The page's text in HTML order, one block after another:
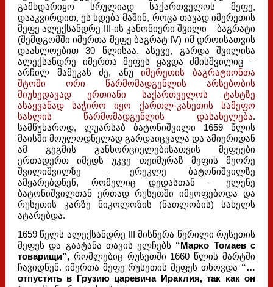
გამხდარიყო სრულიად საქართველოს მეფე,
დააკვირდით, ეს ხდება მაშინ, როცა თავად იმერეთის
მეფე ალექსანდრე III-ის კანონიერი შვილი – ბაგრატი
(შემდგომში იმერთა მეფე ბაგრატ IV) იმ დროისათვის
დაახლოებით 30 წლისაა. ასევე, გარდა შვილისა
ალექსანდრე იმერთა მეფეს ყავდა ძმისშვილიც –
არჩილ მამუკას ძე, ანუიმერეთის ბაგრატიონთა
შტოში ორი წარმომადგენლის არსებობის
მიუხედავად ერთიანი საქართველოს ტახტზე
ასაყვანად საჭირო იყო ქართლ-კახეთის სამეფო
სახლის წარმომადგენლის დასახელება.
სამწუხაროდ, ლუარსაბ ბატონიშვილი 1659 წლის
მაისში მოულოდნელად გარდაიცვალა და ამიერიდან
ამ გეგმის განხორციელებისათვის მეფეები
ერთადერთ იმედს უკვე თეიმურაზ მეფის მეორე
შვილიშვილზე – ერეკლე ბატონიშვილზე
ამყარებდნენ, რომელიც დედასთან – ელენე
ბატონიშვილთან ერთად რუსეთში იმყოფებოდა და
რუსეთის კარზე ნიკოლოზის (ნათლობის) სახელს
ატარებდა.
1659 წელს ალექსანდრე III მისწერა წერილი რუსეთის
მეფეს და გაატანა თავის ელჩებს “Марко Томаев с
товарищи”, რომლებიც რუსეთში 1660 წლის მარტში
ჩავიდნენ. იმერთა მეფე რუსეთის მეფეს თხოვდა “…
отпустить в Грузию царевича Ираклия, так как он